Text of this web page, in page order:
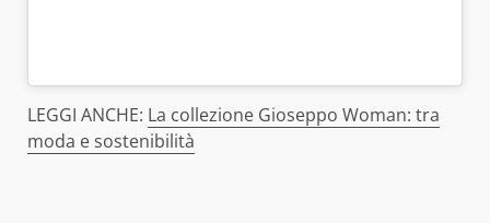
LEGGI ANCHE: La collezione Gioseppo Woman: tra
moda e sostenibilità